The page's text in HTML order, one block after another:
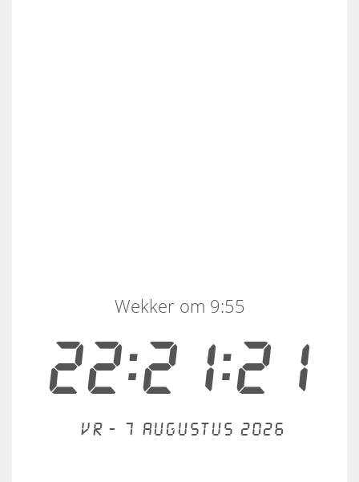
22:21:21
Wekker om 9:55
Vr - 7 augustus 2026